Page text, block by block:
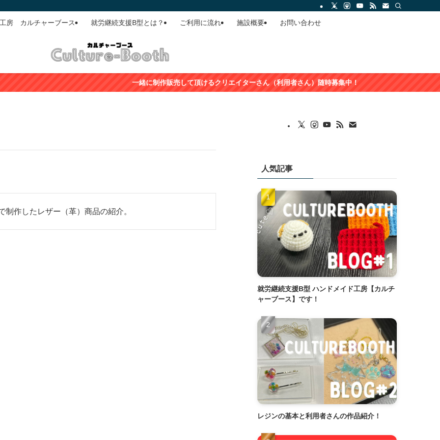
房 カルチャーブース 就労継続支援B型とは？ ご利用に流れ 施設概要 お問い合わせ
一緒に制作販売して頂けるクリエイターさん（利用者さん）随時募集中！
作したレザー（革）商品の紹介。
人気記事
就労継続支援B型 ハンドメイド工房【カルチ
ャーブース】です！
レジンの基本と利用者さんの作品紹介！